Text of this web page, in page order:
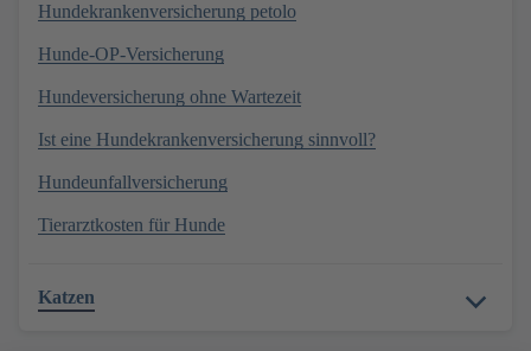
Hundekrankenversicherung petolo
Hunde-OP-Versicherung
Hundeversicherung ohne Wartezeit
Ist eine Hundekrankenversicherung sinnvoll?
Hundeunfallversicherung
Tierarztkosten für Hunde
Katzen